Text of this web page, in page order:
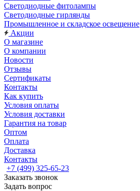
Светодиодные фитолампы
Светодиодные гирлянды
Промышленное и складское освещение
Акции
О магазине
О компании
Новости
Отзывы
Сертификаты
Контакты
Как купить
Условия оплаты
Условия доставки
Гарантия на товар
Оптом
Оплата
Доставка
Контакты
+7 (499) 325-65-23
Заказать звонок
Задать вопрос